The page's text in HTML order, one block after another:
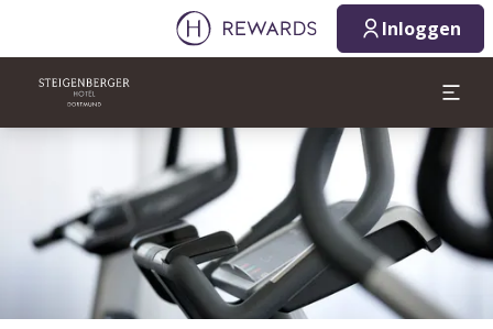
Inloggen
07-08-2026
1 Kamer(s) ⋅ 1 Volwassen